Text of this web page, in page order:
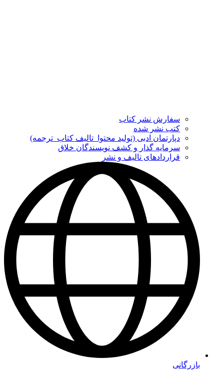
سفارش نشر کتاب
کتب نشر شده
دپارتمان ادبی (تولید محتوا_تالیف کتاب_ترجمه)
سرمایه گذار و کشف نویسندگان خلاق
قراردادهای تالیف و نشر
بازرگانی